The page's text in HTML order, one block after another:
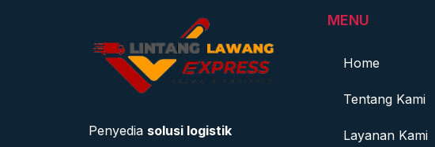
Penyedia solusi logistik
MENU
Home
Tentang Kami
Layanan Kami